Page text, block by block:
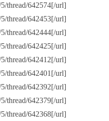
thread/642574[/url]
thread/642453[/url]
thread/642444[/url]
thread/642425[/url]
thread/642412[/url]
thread/642401[/url]
thread/642392[/url]
thread/642379[/url]
thread/642368[/url]